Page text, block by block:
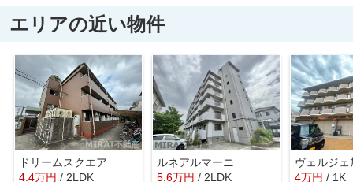
エリアの近い物件
ドリームスクエア
4.4万円 / 2LDK
ルネアルマーニ
5.6万円 / 2LDK
ヴェルジェ
4万円 / 1K